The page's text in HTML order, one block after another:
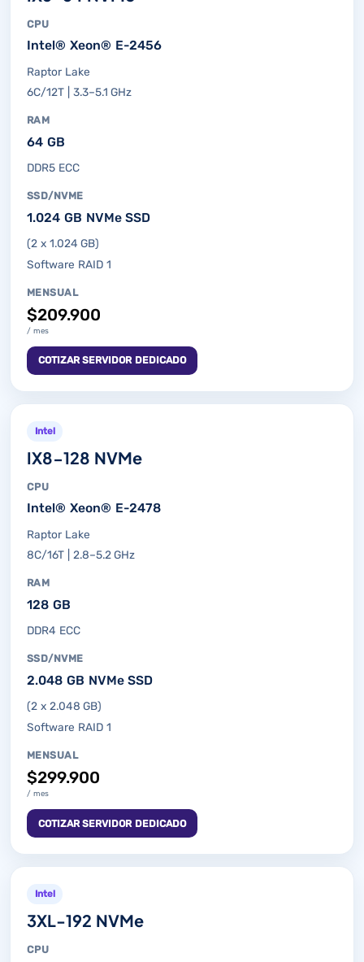
CPU
Intel® Xeon® E-2456
Raptor Lake
6C/12T | 3.3–5.1 GHz
RAM
64 GB
DDR5 ECC
SSD/NVME
1.024 GB NVMe SSD
(2 x 1.024 GB)
Software RAID 1
MENSUAL
$209.900
/ mes
COTIZAR SERVIDOR DEDICADO
Intel
IX8-128 NVMe
CPU
Intel® Xeon® E-2478
Raptor Lake
8C/16T | 2.8–5.2 GHz
RAM
128 GB
DDR4 ECC
SSD/NVME
2.048 GB NVMe SSD
(2 x 2.048 GB)
Software RAID 1
MENSUAL
$299.900
/ mes
COTIZAR SERVIDOR DEDICADO
Intel
3XL-192 NVMe
CPU